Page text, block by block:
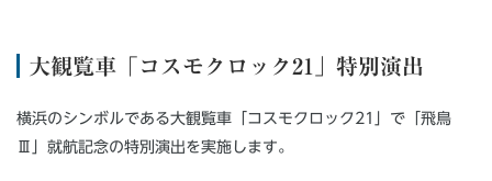
大観覧車「コスモクロック21」特別演出
横浜のシンボルである大観覧車「コスモクロック21」で「飛鳥
Ⅲ」就航記念の特別演出を実施します。